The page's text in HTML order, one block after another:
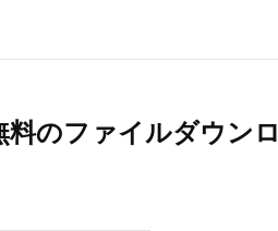
料のファイルダウン